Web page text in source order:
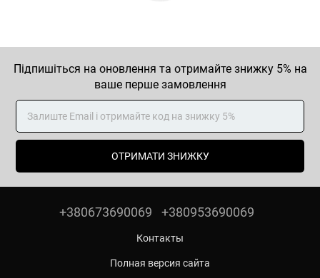
Підпишіться на оновлення та отримайте знижку 5% на
ваше перше замовлення
ОТРИМАТИ ЗНИЖКУ
+380673690069 +380953690069
Контакты
Полная версия сайта